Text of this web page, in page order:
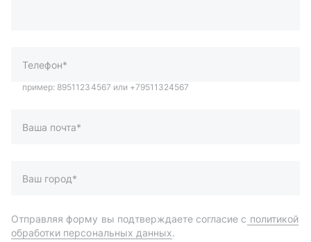
Отправить
Автозапчасти и комплектующие